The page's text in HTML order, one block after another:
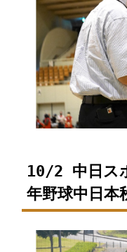
10/2 中日ス
年野球中日本